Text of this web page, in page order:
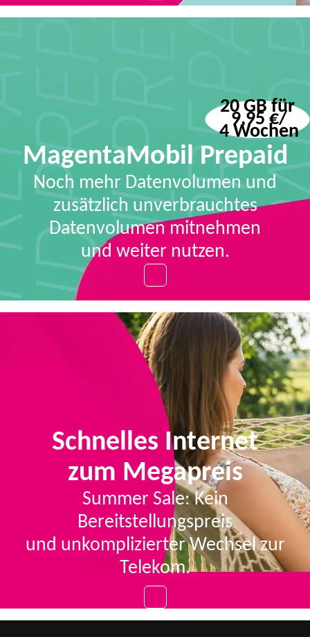
MagentaMobil Prepaid
Noch mehr Datenvolumen und
zusätzlich unverbrauchtes
Datenvolumen mitnehmen
und weiter nutzen.
20 GB für
9,95 €/
4 Wochen
Schnelles Internet
zum Megapreis
Summer Sale: Kein
Bereitstellungspreis
und unkomplizierter Wechsel zur
Telekom.